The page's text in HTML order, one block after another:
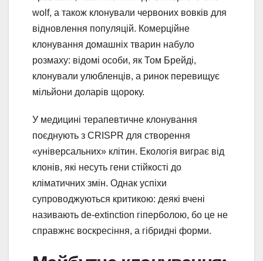
wolf, а також клонували червоних вовків для
відновлення популяцій. Комерційне
клонування домашніх тварин набуло
розмаху: відомі особи, як Том Брейді,
клонували улюбленців, а ринок перевищує
мільйони доларів щороку.
У медицині терапевтичне клонування
поєднують з CRISPR для створення
«універсальних» клітин. Екологія виграє від
клонів, які несуть гени стійкості до
кліматичних змін. Однак успіхи
супроводжуються критикою: деякі вчені
називають de-extinction гіперболою, бо це не
справжнє воскресіння, а гібридні форми.